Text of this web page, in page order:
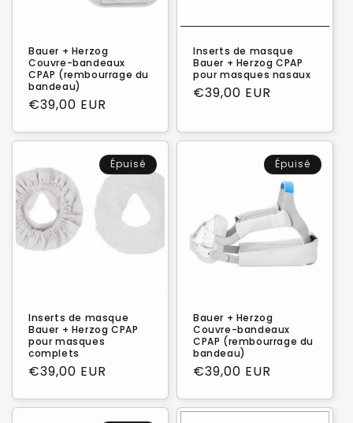
Bauer + Herzog
Couvre-bandeaux
CPAP (rembourrage du
bandeau)
Prix
€39,00 EUR
Inserts de masque
Bauer + Herzog CPAP
pour masques nasaux
Prix
€39,00 EUR
Épuisé
Inserts de masque
Bauer + Herzog CPAP
pour masques
complets
Prix
€39,00 EUR
Épuisé
Bauer + Herzog
Couvre-bandeaux
CPAP (rembourrage du
bandeau)
Prix
€39,00 EUR